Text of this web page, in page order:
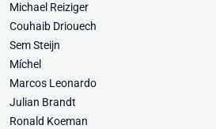
Michael Reiziger
Couhaib Driouech
Sem Steijn
Míchel
Marcos Leonardo
Julian Brandt
Ronald Koeman